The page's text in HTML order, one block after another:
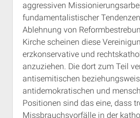
aggressiven
fundamentalistischer
Ablehnung von
Kirche scheinen diese
erzkonservative und
anzuziehen. Die dort zum Teil
antisemitischen
antidemokratischen und
Positionen sind das eine, dass
Missbrauchsvorfälle in der